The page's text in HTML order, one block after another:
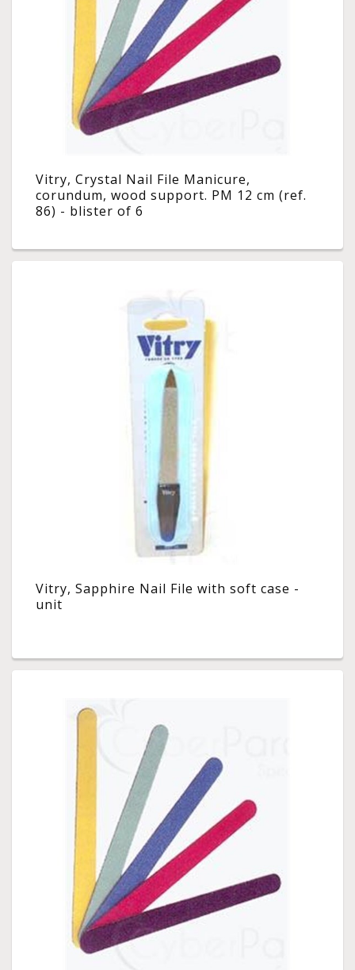
Vitry, Crystal Nail File Manicure,
corundum, wood support. PM 12 cm (ref.
86) - blister of 6
Vitry, Sapphire Nail File with soft case -
unit